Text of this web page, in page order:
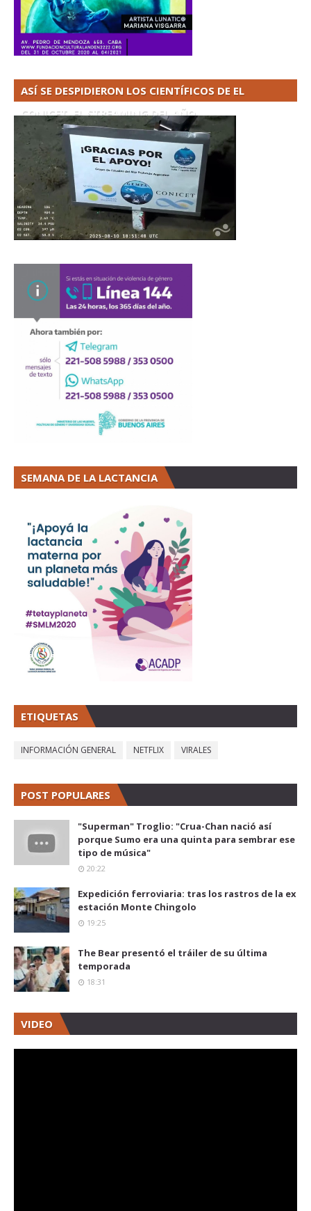
ASÍ SE DESPIDIERON LOS CIENTÍFICOS DE EL
CONICET. EL STREAMING DEL AÑO
SEMANA DE LA LACTANCIA
ETIQUETAS
INFORMACIÓN GENERAL NETFLIX VIRALES
POST POPULARES
"Superman" Troglio: "Crua-Chan nació así
porque Sumo era una quinta para sembrar ese
tipo de música"
20:22
Expedición ferroviaria: tras los rastros de la ex
estación Monte Chingolo
19:25
The Bear presentó el tráiler de su última
temporada
18:31
VIDEO